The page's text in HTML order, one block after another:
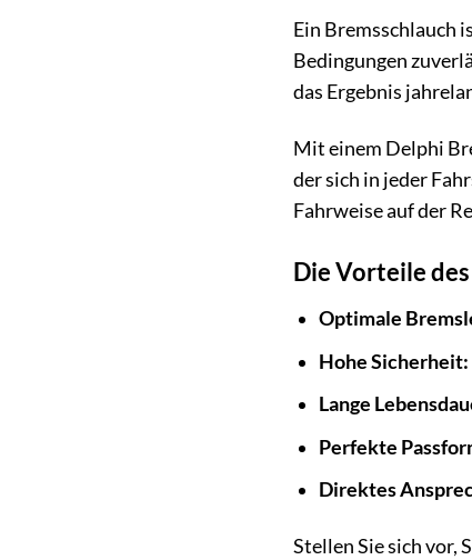
Ein Bremsschlauch
Bedingungen
das Ergebnis
Mit einem Delphi
der sich in jeder
Fahrweise auf der
Die Vorteile
Optimale
Hohe Sicherheit:
Lange
Perfekte
Direktes
Stellen Sie sich vor,